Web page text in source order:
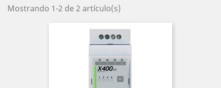
Mostrando 1-2 de 2 artículo(s)